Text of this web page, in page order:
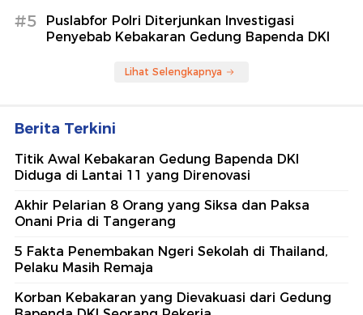
#5
Puslabfor Polri Diterjunkan Investigasi
Penyebab Kebakaran Gedung Bapenda DKI
Lihat Selengkapnya
Berita Terkini
Titik Awal Kebakaran Gedung Bapenda DKI
Diduga di Lantai 11 yang Direnovasi
Akhir Pelarian 8 Orang yang Siksa dan Paksa
Onani Pria di Tangerang
5 Fakta Penembakan Ngeri Sekolah di Thailand,
Pelaku Masih Remaja
Korban Kebakaran yang Dievakuasi dari Gedung